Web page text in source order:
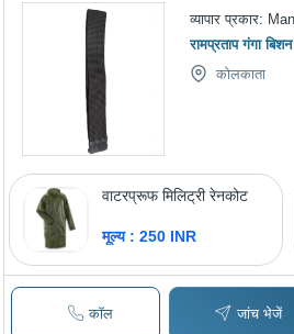
व्यापार प्रकार:
रामप्रताप गंगा
कोलकाता
वाटरप्रूफ मिलिट्री रेनकोट
मूल्य : 250 INR
कॉल जांच भेजें